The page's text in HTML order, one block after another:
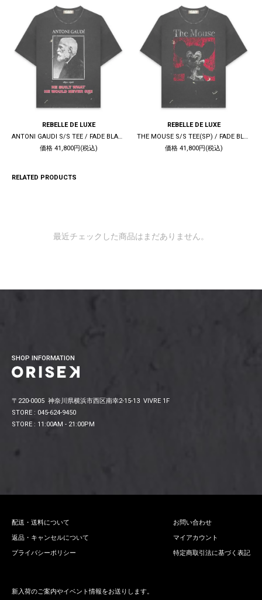
REBELLE DE LUXE
ANTONI GAUDI S/S TEE / FADE BLACK
価格 41,800円(税込)
REBELLE DE LUXE
THE MOUSE S/S TEE(SP) / FADE BLACK
価格 41,800円(税込)
RELATED PRODUCTS
最近チェックした商品はまだありません。
SHOP INFORMATION
〒220-0005 神奈川県横浜市西区南幸2-15-13 VIVRE 1F
STORE : 045-624-9450
STORE : 11:00AM - 21:00PM
配送・送料について
返品・キャンセルについて
プライバシーポリシー
お問い合わせ
マイアカウント
特定商取引法に基づく表記
新入荷のご案内やイベント情報をお送りします。